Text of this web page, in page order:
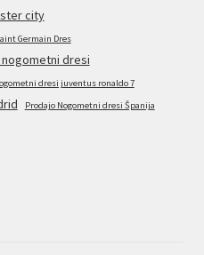
city
Germain Dres
dresi
dresi juventus ronaldo 7
Prodajo Nogometni dresi Španija